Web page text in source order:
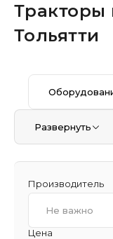
Тракторы
Тольятти
Развернуть
Производитель
Не важно
Цена